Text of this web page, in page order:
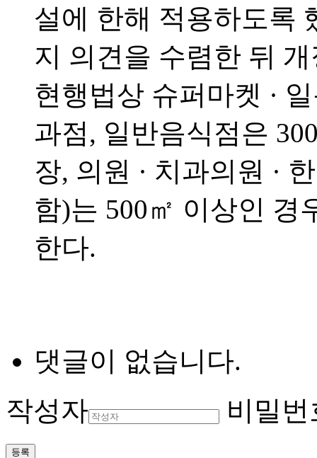
설에 한해 적용하도록
지 의견을 수렴한 뒤
현행법상 슈퍼마켓 ·
과점, 일반음식점은
장, 의원 · 치과의원 ·
함)는 500㎡ 이상인 경
한다.
댓글이 없습니다.
작성자
비밀번
등록